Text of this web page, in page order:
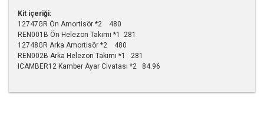
Kit içeriği:
12747GR Ön Amortisör *2 480
REN001B Ön Helezon Takımı *1 281
12748GR Arka Amortisör *2 480
REN002B Arka Helezon Takımı *1 281
ICAMBER12 Kamber Ayar Civatası *2 84.96